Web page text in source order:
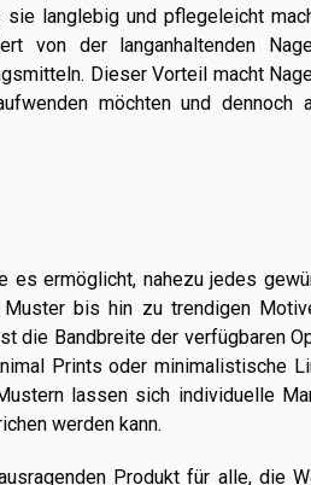
langlebig und pflegeleicht
von der langanhaltenden
Dieser Vorteil macht
möchten und dennoch
ermöglicht, nahezu jedes
Muster bis hin zu trendigen
die Bandbreite der verfügbaren
Prints oder minimalistische
lassen sich individuelle
werden kann.
Produkt für alle, die